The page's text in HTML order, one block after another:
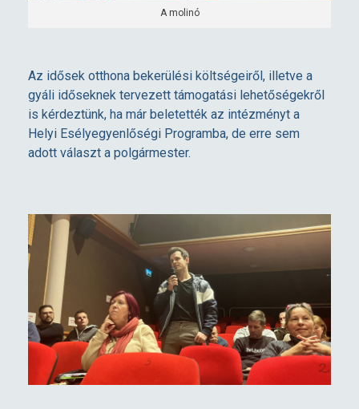
A molinó
Az idősek otthona bekerülési költségeiről, illetve a
gyáli időseknek tervezett támogatási lehetőségekről
is kérdeztünk, ha már beletették az intézményt a
Helyi Esélyegyenlőségi Programba, de erre sem
adott választ a polgármester.